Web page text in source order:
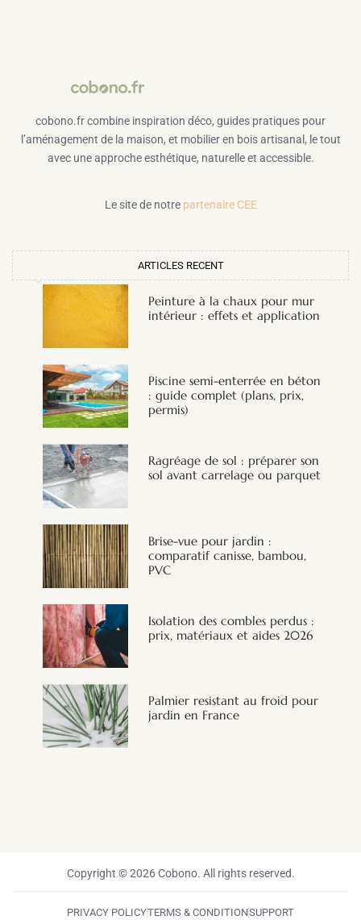
cobono.fr combine inspiration déco, guides pratiques pour
l’aménagement de la maison, et mobilier en bois artisanal, le tout
avec une approche esthétique, naturelle et accessible.
Le site de notre partenaire CEE
ARTICLES RECENT
Peinture à la chaux pour mur
intérieur : effets et application
Piscine semi-enterrée en béton
: guide complet (plans, prix,
permis)
Ragréage de sol : préparer son
sol avant carrelage ou parquet
Brise-vue pour jardin :
comparatif canisse, bambou,
PVC
Isolation des combles perdus :
prix, matériaux et aides 2026
Palmier resistant au froid pour
jardin en France
Copyright © 2026 Cobono. All rights reserved.
PRIVACY POLICYTERMS & CONDITIONSUPPORT